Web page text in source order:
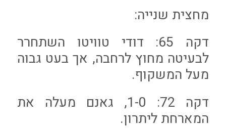
מחצית שנייה:
דקה 65: דודי טוויטו השתחרר
לבעיטה מחוץ לרחבה, אך בעט גבוה
מעל המשקוף.
דקה 72: 1-0, גאנם מעלה את
המארחת ליתרון.